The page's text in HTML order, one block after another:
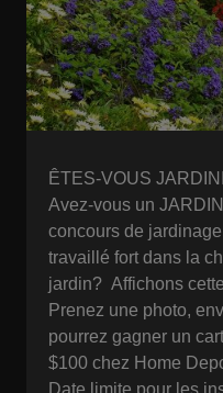
ÊTES-VOUS
Avez-vous un
concours de
travaillé fort dans la
jardin? Affichons
Prenez une photo,
pourrez gagner un
$100 chez Home